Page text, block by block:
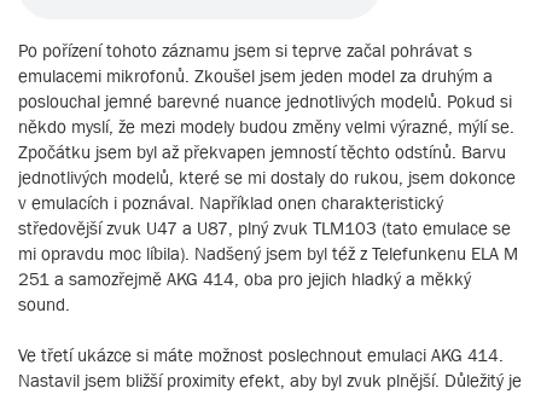
Po pořízení tohoto záznamu jsem si teprve začal pohrávat s
emulacemi mikrofonů. Zkoušel jsem jeden model za druhým a
poslouchal jemné barevné nuance jednotlivých modelů. Pokud si
někdo myslí, že mezi modely budou změny velmi výrazné, mýlí se.
Zpočátku jsem byl až překvapen jemností těchto odstínů. Barvu
jednotlivých modelů, které se mi dostaly do rukou, jsem dokonce
v emulacích i poznával. Například onen charakteristický
středovější zvuk U47 a U87, plný zvuk TLM103 (tato emulace se
mi opravdu moc líbila). Nadšený jsem byl též z Telefunkenu ELA M
251 a samozřejmě AKG 414, oba pro jejich hladký a měkký
sound.
Ve třetí ukázce si máte možnost poslechnout emulaci AKG 414.
Nastavil jsem bližší proximity efekt, aby byl zvuk plnější. Důležitý je